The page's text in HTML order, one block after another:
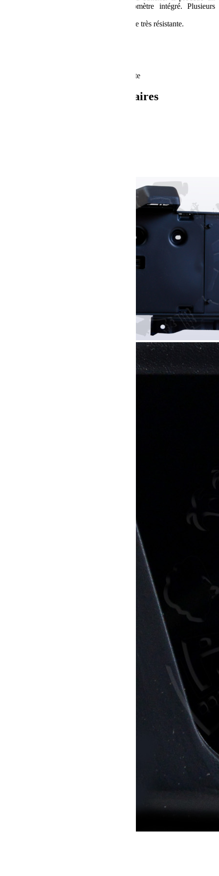
tuyau spirales de 8 mètres avec manomètre intégré. Plusieurs
Livré avec une sacoche de transport en toile très résistante.
• Sacoche de transport en toile très résistante
Informations complémentaires